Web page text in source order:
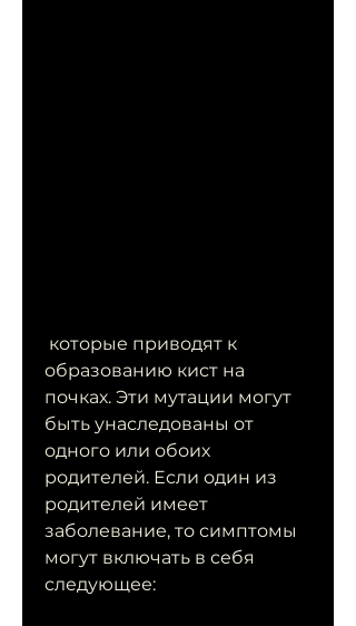
образованию кист на
почках. Эти мутации могут
быть унаследованы от
одного или обоих
родителей. Если один из
родителей имеет
заболевание, то симптомы
могут включать в себя
следующее: